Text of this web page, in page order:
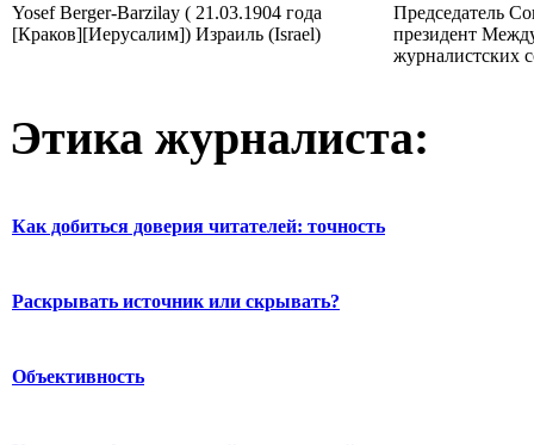
Yosef Berger-Barzilay ( 21.03.1904 года
[Краков][Иерусалим]) Израиль (Israel)
Председатель
президент
Этика журналиста:
Как добиться доверия читателей: точность
Раскрывать источник или скрывать?
Объективность